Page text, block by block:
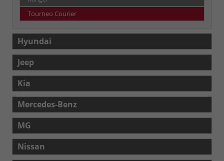
Tourneo Courier
Hyundai
Jeep
Kia
Mercedes-Benz
MG
Nissan